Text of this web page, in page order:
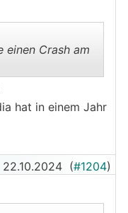
pro
einfach
verlangt wird.
einen Crash am
hat in einem Jahr
22.10.2024 (#1204)